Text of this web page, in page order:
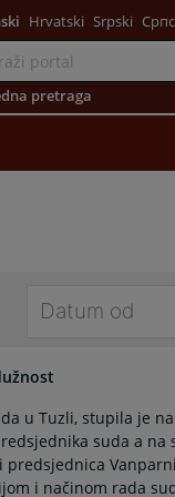
Hrvatski Srpski
pretraga
forward
interact
with
the
u Tuzli, stupila je
suda a na
i načinom rada